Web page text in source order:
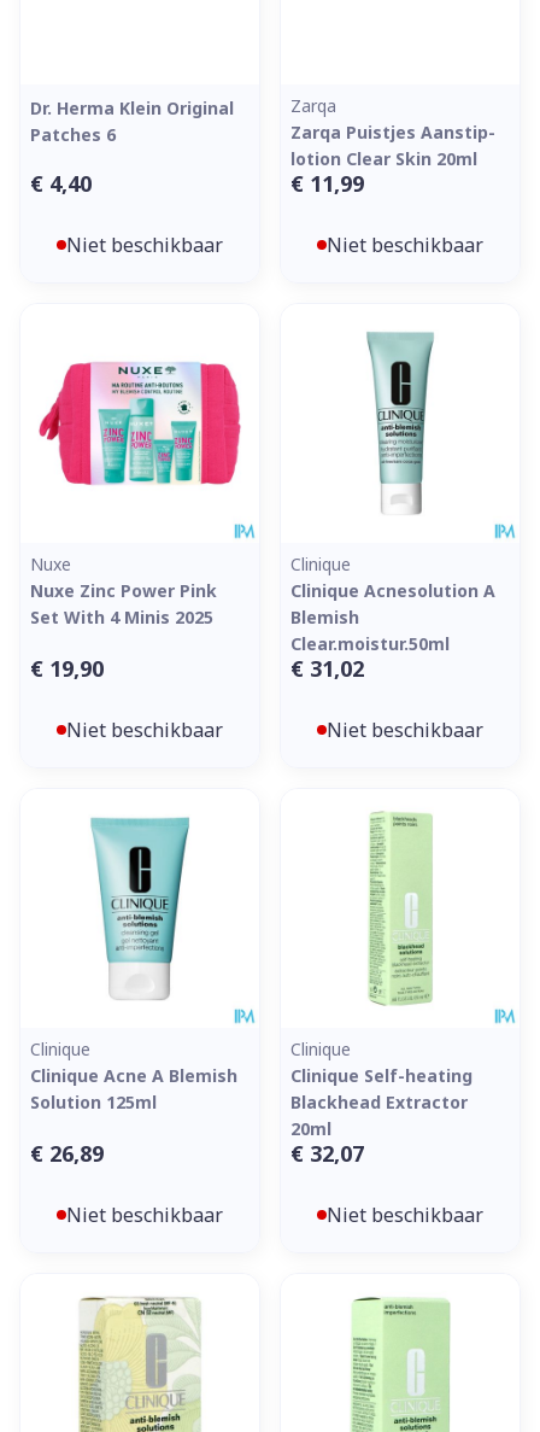
Dr. Herma Klein Original
Patches 6
€ 4,40
Niet beschikbaar
Zarqa
Zarqa Puistjes Aanstip-
lotion Clear Skin 20ml
€ 11,99
Niet beschikbaar
Nuxe
Nuxe Zinc Power Pink
Set With 4 Minis 2025
€ 19,90
Niet beschikbaar
Clinique
Clinique Acnesolution A
Blemish
Clear.moistur.50ml
€ 31,02
Niet beschikbaar
Clinique
Clinique Acne A Blemish
Solution 125ml
€ 26,89
Niet beschikbaar
Clinique
Clinique Self-heating
Blackhead Extractor
20ml
€ 32,07
Niet beschikbaar